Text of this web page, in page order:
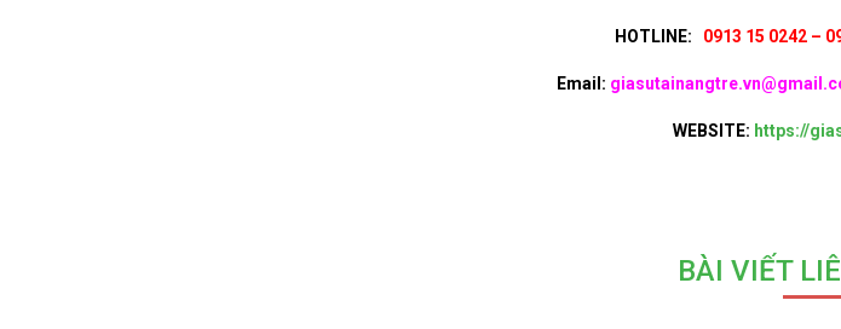
HOTLINE: 0913 15 0242 –
Email:
WEBSITE: https://
BÀI VIẾT